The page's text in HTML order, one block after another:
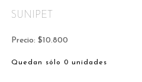
SUNIPET
Precio: $10.800
Quedan sólo 0 unidades